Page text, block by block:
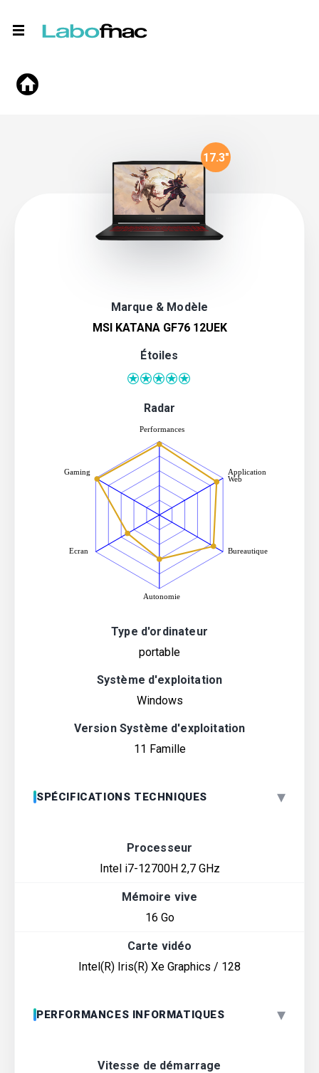
Marque & Modèle
17.3"
MSI KATANA GF76 12UEK
Étoiles
Radar
Type d'ordinateur
portable
Système d'exploitation
Windows
Version Système d'exploitation
11 Famille
SPÉCIFICATIONS TECHNIQUES ▾
Processeur
Intel i7-12700H 2,7 GHz
Mémoire vive
16 Go
Carte vidéo
Intel(R) Iris(R) Xe Graphics / 128
PERFORMANCES INFORMATIQUES ▾
Vitesse de démarrage